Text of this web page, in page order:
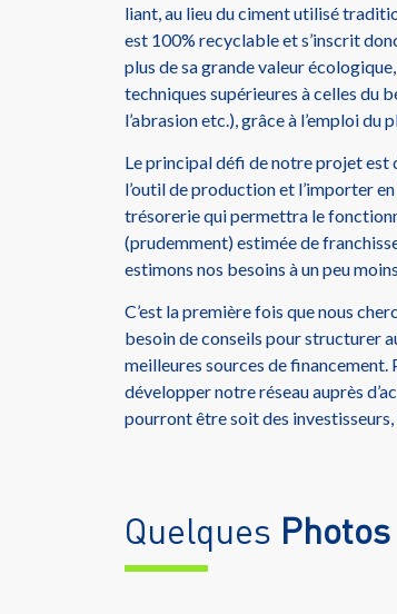
liant, au lieu du ciment utilisé
est 100% recyclable et s’inscrit
plus de sa grande valeur
techniques supérieures à celles du
l’abrasion etc.), grâce à l’emploi du
Le principal défi de notre projet
l’outil de production et l’importer
trésorerie qui permettra le
(prudemment) estimée de
estimons nos besoins à un peu
C’est la première fois que nous
besoin de conseils pour structurer
meilleures sources de financement.
développer notre réseau auprès
pourront être soit des
Quelques Photos